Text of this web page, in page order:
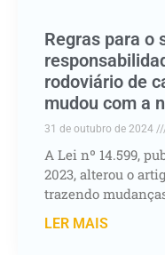
Regras para o
rodoviário de
mudou com a
31 de outubro de 2024
A Lei nº 14.599,
2023, alterou o
trazendo
LER MAIS